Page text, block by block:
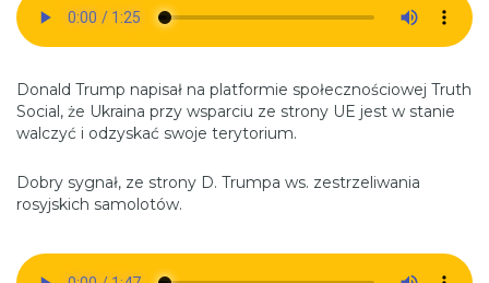
Donald Trump napisał na platformie społecznościowej Truth
Social, że Ukraina przy wsparciu ze strony UE jest w stanie
walczyć i odzyskać swoje terytorium.
Dobry sygnał, ze strony D. Trumpa ws. zestrzeliwania
rosyjskich samolotów.